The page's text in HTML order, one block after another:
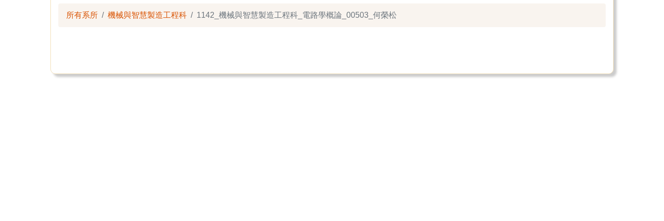
所有系所 機械與智慧製造工程科 1142_機械與智慧製造工程科_電路學概論_00503_何榮松